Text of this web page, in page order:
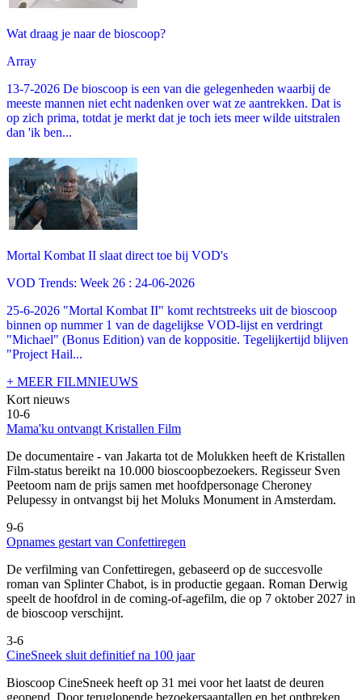
Wat draag je naar de bioscoop?
Array
13-7-2026 De bioscoop is een van die gelegenheden waarbij de
meeste mannen niet echt nadenken over wat ze aantrekken. Dat is
op zich prima, totdat je merkt dat je toch iets meer wilde uitstralen
dan 'ik ben...
Mortal Kombat II slaat direct toe bij VOD's
VOD Trends: Week 26 : 24-06-2026
25-6-2026 "Mortal Kombat II" komt rechtstreeks uit de bioscoop
binnen op nummer 1 van de dagelijkse VOD-lijst en verdringt
"Michael" (Bonus Edition) van de koppositie. Tegelijkertijd blijven
"Project Hail...
+ MEER FILMNIEUWS
Kort nieuws
10-6
Mama'ku ontvangt Kristallen Film
De documentaire - van Jakarta tot de Molukken heeft de Kristallen
Film-status bereikt na 10.000 bioscoopbezoekers. Regisseur Sven
Peetoom nam de prijs samen met hoofdpersonage Cheroney
Pelupessy in ontvangst bij het Moluks Monument in Amsterdam.
9-6
Opnames gestart van Confettiregen
De verfilming van Confettiregen, gebaseerd op de succesvolle
roman van Splinter Chabot, is in productie gegaan. Roman Derwig
speelt de hoofdrol in de coming-of-agefilm, die op 7 oktober 2027 in
de bioscoop verschijnt.
3-6
CineSneek sluit definitief na 100 jaar
Bioscoop CineSneek heeft op 31 mei voor het laatst de deuren
geopend. Door teruglopende bezoekersaantallen en het ontbreken